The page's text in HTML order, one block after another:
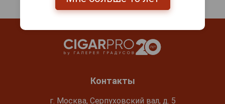
Контакты
г. Москва, Серпуховский вал, д. 5